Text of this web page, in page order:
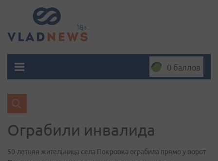
0 баллов
Ограбили инвалида
50-летняя жительница села Покровка ограбила прямо у ворот